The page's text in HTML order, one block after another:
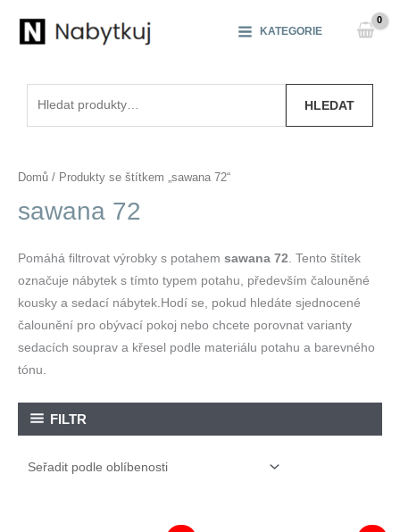
KATEGORIE
HLEDAT
Domů / Produkty se štítkem „sawana 72“
sawana 72
Pomáhá filtrovat výrobky s potahem sawana 72 . Tento štítek
označuje nábytek s tímto typem potahu, především čalouněné
kousky a sedací nábytek.Hodí se, pokud hledáte sjednocené
čalounění pro obývací pokoj nebo chcete porovnat varianty
sedacích souprav a křesel podle materiálu potahu a barevného
tónu.
FILTR